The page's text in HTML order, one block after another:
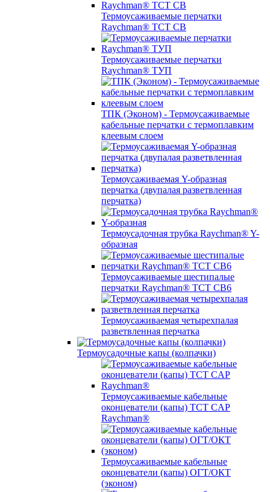
Термоусаживаемые перчатки
Raychman® TCT CB
Термоусаживаемые перчатки
Raychman® ТУП
ТПК (Эконом) - Термоусаживаемые
кабельные перчатки с термоплавким
клеевым слоем
Термоусаживаемая Y-образная
перчатка (двупалая разветвленная
перчатка)
Термоусадочная трубка Raychman® Y-
образная
Термоусаживаемые шестипалые
перчатки Raychman® ТСТ СВ6
Термоусаживаемая четырехпалая
разветвленная перчатка
Термоусадочные капы (колпачки)
Термоусаживаемые кабельные
оконцеватели (капы) ТCT CAP
Raychman®
Термоусаживаемые кабельные
оконцеватели (капы) ОГТ/ОКТ
(эконом)